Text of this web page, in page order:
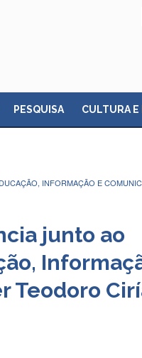
PESQUISA CULTURA E
INFORMAÇÃO E
junto ao
Teodoro